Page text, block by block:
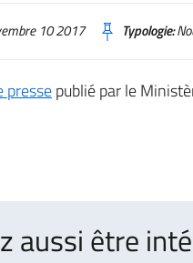
10 2017 Typologie:
pressepublié par le
aussi être